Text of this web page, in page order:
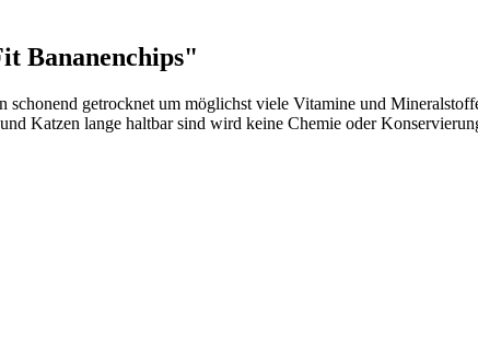
Bananenchips"
schonend getrocknet um möglichst viele Vitamine und
Katzen lange haltbar sind wird keine Chemie oder